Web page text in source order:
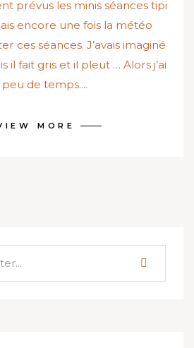
prévus les minis séances tipi
encore une fois la météo
ces séances. J’avais imaginé
il fait gris et il pleut … Alors j’ai
de temps....
MORE